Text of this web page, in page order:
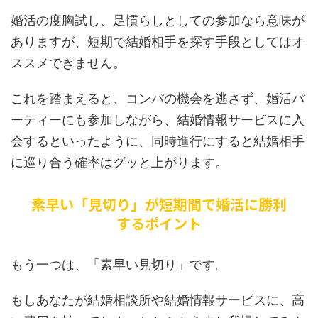
婚活の度胸試し、足慣らしとしての参加なら意味が
ありますが、短期で結婚相手を探す手段としてはオ
ススメできません。
これを踏まえると、コンパの機会を逃さず、婚活パ
ーティーにも参加しながら、結婚情報サービスに入
会するといったように、同時進行にすると結婚相手
に巡り合う確率はグッと上がります。
素早い「見切り」が短期間で婚活に勝利
するポイント
もう一つは、「素早い見切り」です。
もしあなたが結婚相談所や結婚情報サービスに、高